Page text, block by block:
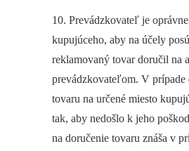
10. Prevádzkovateľ je
kupujúceho, aby na účely
reklamovaný tovar doručil na
prevádzkovateľom. V prípade
tovaru na určené miesto
tak, aby nedošlo k jeho
na doručenie tovaru znáša v